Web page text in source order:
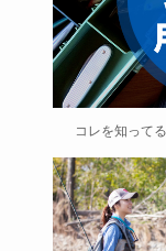
コレを知って